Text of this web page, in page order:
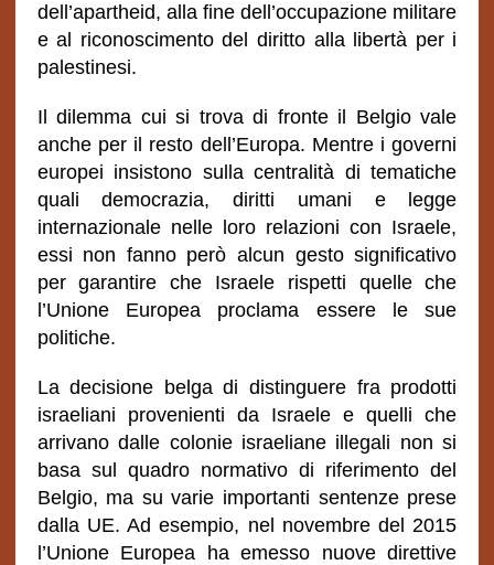
dell’apartheid, alla fine dell’occupazione militare
e al riconoscimento del diritto alla libertà per i
palestinesi.
Il dilemma cui si trova di fronte il Belgio vale
anche per il resto dell’Europa. Mentre i governi
europei insistono sulla centralità di tematiche
quali democrazia, diritti umani e legge
internazionale nelle loro relazioni con Israele,
essi non fanno però alcun gesto significativo
per garantire che Israele rispetti quelle che
l’Unione Europea proclama essere le sue
politiche.
La decisione belga di distinguere fra prodotti
israeliani provenienti da Israele e quelli che
arrivano dalle colonie israeliane illegali non si
basa sul quadro normativo di riferimento del
Belgio, ma su varie importanti sentenze prese
dalla UE. Ad esempio, nel novembre del 2015
l’Unione Europea ha emesso nuove direttive